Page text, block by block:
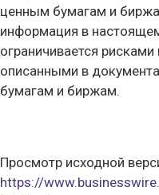
ценным бумагам и
информация в
ограничивается
описанными в
бумагам и биржам.
Просмотр исходной
https://